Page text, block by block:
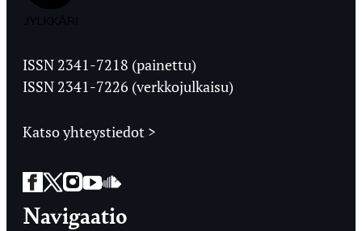
Ylioppilaslehti
ISSN 2341-7218 (painettu)
ISSN 2341-7226 (verkkojulkaisu)
Katso yhteystiedot >
Facebook
Twitter
Instagram
YouTube
SoundCloud
Navigaatio